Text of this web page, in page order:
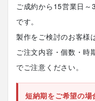
ご成約から15営業日
です。
製作をご検討のお客様
ご注文内容・個数・時
でご注意ください。
短納期をご希望の場